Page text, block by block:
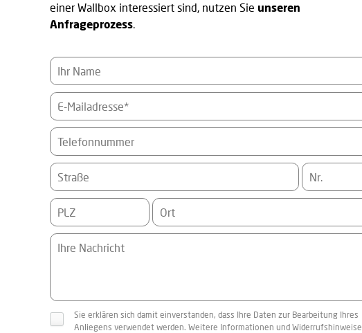
einer Wallbox interessiert sind, nutzen Sie unseren
Anfrageprozess.
Sie erklären sich damit einverstanden, dass Ihre Daten zur Bearbeitung Ihres
Anliegens verwendet werden. Weitere Informationen und Widerrufshinweise